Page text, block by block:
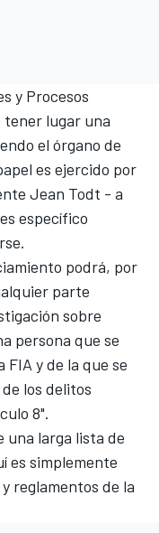
y Procesos
tener lugar una
el órgano de
es ejercido por
Jean Todt - a
específico
podrá, por
parte
sobre
persona que se
y de la que se
los delitos
8".
larga lista de
es simplemente
reglamentos de la